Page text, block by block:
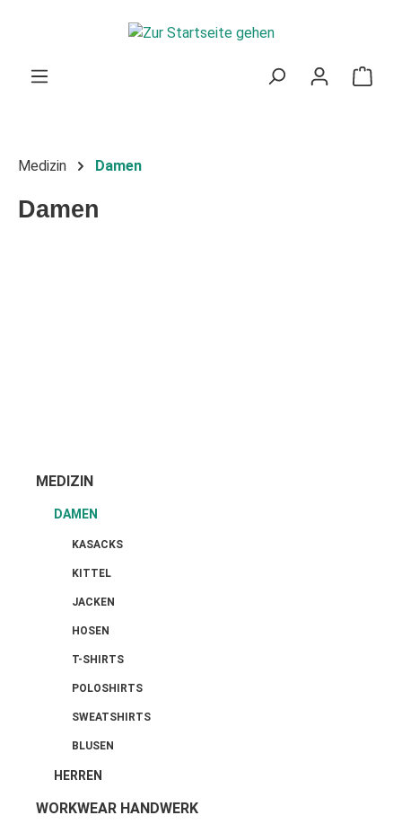
Zum Hauptinhalt springen
Medizin Damen
Damen
MEDIZIN
DAMEN
KASACKS
KITTEL
JACKEN
HOSEN
T-SHIRTS
POLOSHIRTS
SWEATSHIRTS
BLUSEN
HERREN
WORKWEAR HANDWERK